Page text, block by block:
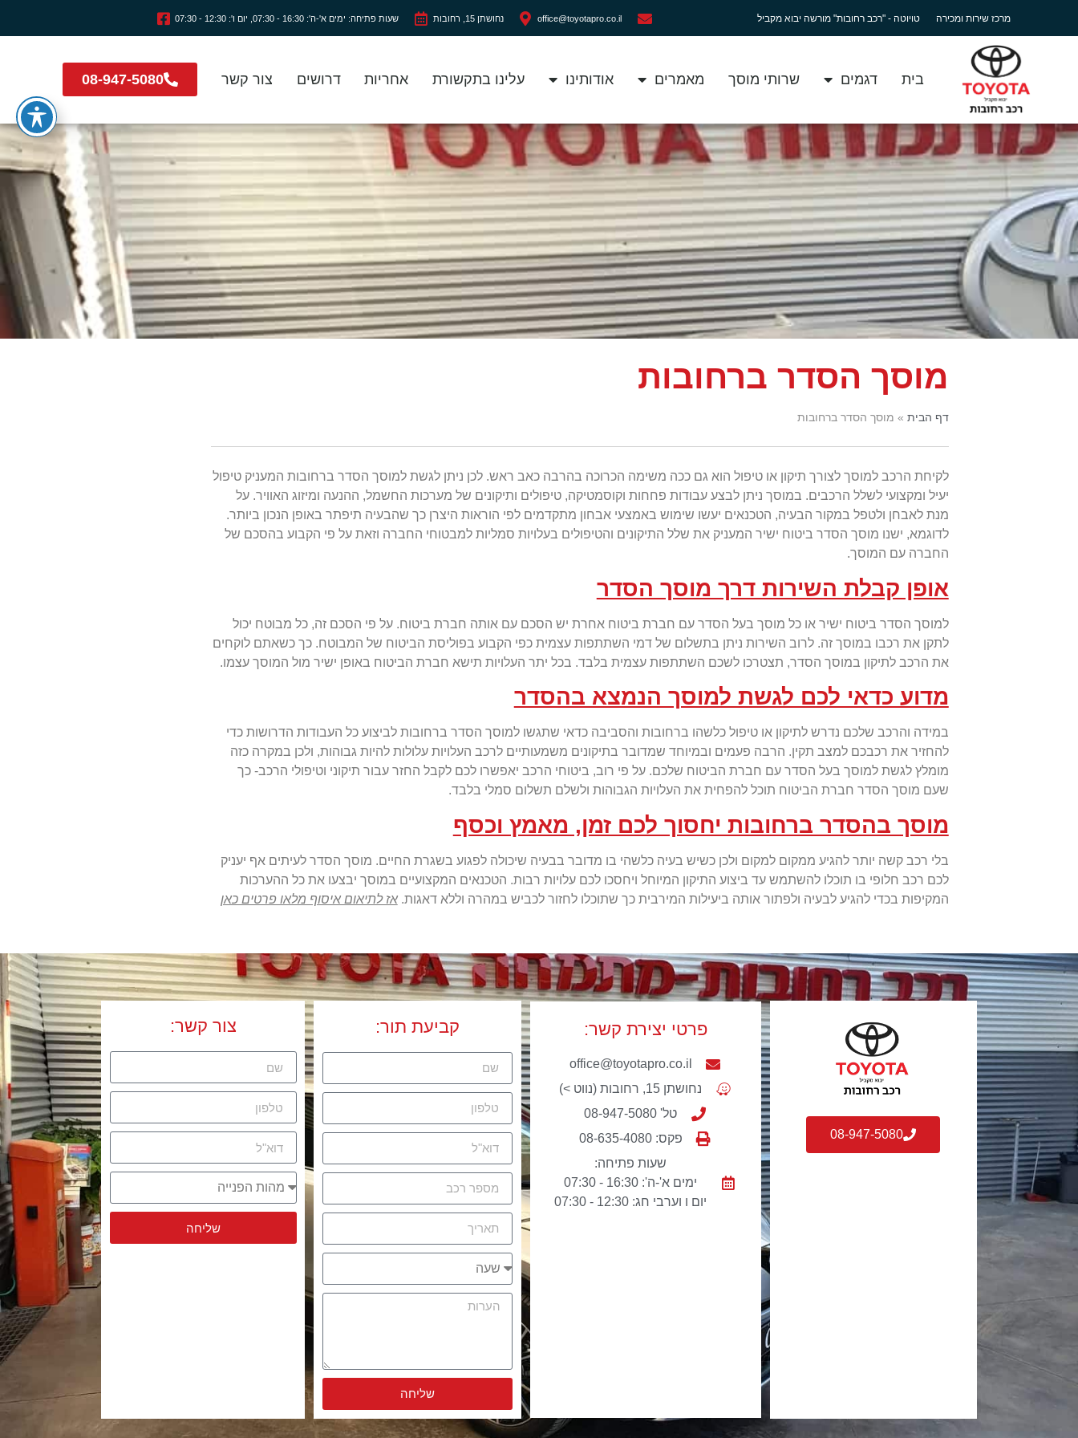
מרכז שירות ומכירה טויוטה - "רכב רחובות" מורשה יבוא מקביל office@toyotapro.co.il נחושתן 15, רחובות שעות פתיחה: ימים א'-ה': 16:30 - 07:30, יום ו': 12:30 - 07:30
בית דגמים שרותי מוסך מאמרים אודותינו עלינו בתקשורת אחריות דרושים צור קשר 08-947-5080
מוסך הסדר ברחובות
דף הבית » מוסך הסדר ברחובות
לקיחת הרכב למוסך לצורך תיקון או טיפול הוא גם ככה משימה הכרוכה בהרבה כאב ראש. לכן ניתן לגשת למוסך הסדר ברחובות המעניק טיפול
יעיל ומקצועי לשלל הרכבים. במוסך ניתן לבצע עבודות פחחות וקוסמטיקה, טיפולים ותיקונים של מערכות החשמל, ההנעה ומיזוג האוויר. על
מנת לאבחן ולטפל במקור הבעיה, הטכנאים יעשו שימוש באמצעי אבחון מתקדמים לפי הוראות היצרן כך שהבעיה תיפתר באופן הנכון ביותר.
לדוגמא, ישנו מוסך הסדר ביטוח ישיר המעניק את שלל התיקונים והטיפולים בעלויות סמליות למבטוחי החברה וזאת על פי הקבוע בהסכם של
החברה עם המוסך.
אופן קבלת השירות דרך מוסך הסדר
למוסך הסדר ביטוח ישיר או כל מוסך בעל הסדר עם חברת ביטוח אחרת יש הסכם עם אותה חברת ביטוח. על פי הסכם זה, כל מבוטח יכול
לתקן את רכבו במוסך זה. לרוב השירות ניתן בתשלום של דמי השתתפות עצמית כפי הקבוע בפוליסת הביטוח של המבוטח. כך כשאתם לוקחים
את הרכב לתיקון במוסך הסדר, תצטרכו לשכם השתתפות עצמית בלבד. בכל יתר העלויות תישא חברת הביטוח באופן ישיר מול המוסך עצמו.
מדוע כדאי לכם לגשת למוסך הנמצא בהסדר
במידה והרכב שלכם נדרש לתיקון או טיפול כלשהו ברחובות והסביבה כדאי שתגשו למוסך הסדר ברחובות לביצוע כל העבודות הדרושות כדי
להחזיר את רכבכם למצב תקין. הרבה פעמים ובמיוחד שמדובר בתיקונים משמעותיים לרכב העלויות עלולות להיות גבוהות, ולכן במקרה כזה
מומלץ לגשת למוסך בעל הסדר עם חברת הביטוח שלכם. על פי רוב, ביטוחי הרכב יאפשרו לכם לקבל החזר עבור תיקוני וטיפולי הרכב- כך
שעם מוסך הסדר חברת הביטוח תוכל להפחית את העלויות הגבוהות ולשלם תשלום סמלי בלבד.
מוסך בהסדר ברחובות יחסוך לכם זמן, מאמץ וכסף
בלי רכב קשה יותר להגיע ממקום למקום ולכן כשיש בעיה כלשהי בו מדובר בבעיה שיכולה לפגוע בשגרת החיים. מוסך הסדר לעיתים אף יעניק
לכם רכב חלופי בו תוכלו להשתמש עד ביצוע התיקון המיוחל ויחסכו לכם עלויות רבות. הטכנאים המקצועיים במוסך יבצעו את כל ההערכות
המקיפות בכדי להגיע לבעיה ולפתור אותה ביעילות המירבית כך שתוכלו לחזור לכביש במהרה וללא דאגות.אז לתיאום איסוף מלאו פרטים כאן
08-947-5080
פרטי יצירת קשר:
office@toyotapro.co.il
נחושתן 15, רחובות (נווט >)
טל' 08-947-5080
פקס: 08-635-4080
שעות פתיחה:
ימים א'-ה': 16:30 - 07:30
יום ו וערבי חג: 12:30 - 07:30
קביעת תור:
שליחה
Alternative:
צור קשר:
שליחה